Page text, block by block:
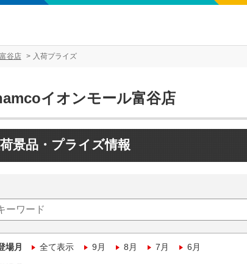
谷店 入荷プライズ
イオンモール富谷店
景品・プライズ情報
場月 全て表示 9月 8月 7月 6月